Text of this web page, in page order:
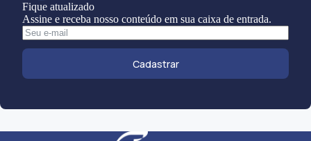
Fique atualizado
Assine e receba nosso conteúdo em sua caixa de entrada.
Cadastrar